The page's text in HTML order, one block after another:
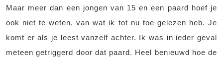
Maar meer dan een jongen van 15 en een paard hoef je
ook niet te weten, van wat ik tot nu toe gelezen heb. Je
komt er als je leest vanzelf achter. Ik was in ieder geval
meteen getriggerd door dat paard. Heel benieuwd hoe de